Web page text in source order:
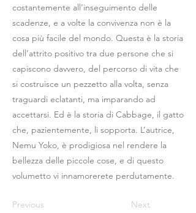
costantemente all’inseguimento delle
scadenze, e a volte la convivenza non è la
cosa più facile del mondo. Questa è la storia
dell’attrito positivo tra due persone che si
capiscono davvero, del percorso di vita che
si costruisce un pezzetto alla volta, senza
traguardi eclatanti, ma imparando ad
accettarsi. Ed è la storia di Cabbage, il gatto
che, pazientemente, li sopporta. L’autrice,
Nemu Yoko, è prodigiosa nel rendere la
bellezza delle piccole cose, e di questo
volumetto vi innamorerete perdutamente.
Previous Next